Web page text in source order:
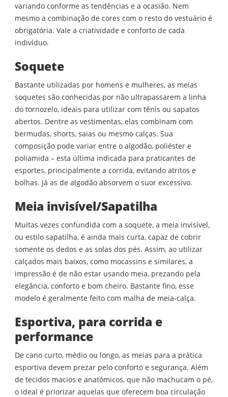
variando conforme as tendências e a ocasião. Nem
mesmo a combinação de cores com o resto do vestuário é
obrigatória. Vale a criatividade e conforto de cada
indivíduo.
Soquete
Bastante utilizadas por homens e mulheres, as meias
soquetes são conhecidas por não ultrapassarem a linha
do tornozelo, ideais para utilizar com tênis ou sapatos
abertos. Dentre as vestimentas, elas combinam com
bermudas, shorts, saias ou mesmo calças. Sua
composição pode variar entre o algodão, poliéster e
poliamida – esta última indicada para praticantes de
esportes, principalmente a corrida, evitando atritos e
bolhas. Já as de algodão absorvem o suor excessivo.
Meia invisível/Sapatilha
Muitas vezes confundida com a soquete, a meia invisível,
ou estilo sapatilha, é ainda mais curta, capaz de cobrir
somente os dedos e as solas dos pés. Assim, ao utilizar
calçados mais baixos, como mocassins e similares, a
impressão é de não estar usando meia, prezando pela
elegância, conforto e bom cheiro. Bastante fino, esse
modelo é geralmente feito com malha de meia-calça.
Esportiva, para corrida e
performance
De cano curto, médio ou longo, as meias para a prática
esportiva devem prezar pelo conforto e segurança. Além
de tecidos macios e anatômicos, que não machucam o pé,
o ideal é priorizar aquelas que oferecem boa circulação